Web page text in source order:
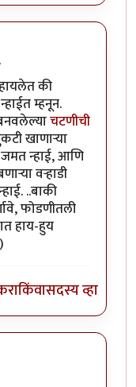
श्वेता२४की
म्हनून.
चटणीची
खाणाऱ्या
जमत न्हाई, आणि
वऱ्हाडी
..बाकी
फोडणीतली
हाय-हुय
किंवासदस्य व्हा